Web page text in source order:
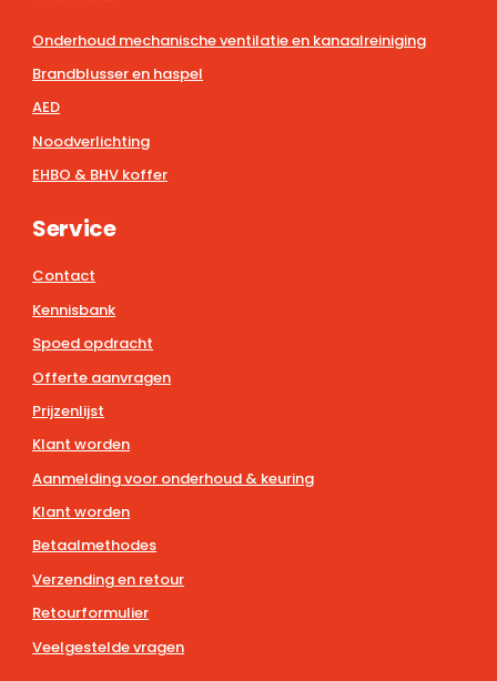
Onderhoud mechanische ventilatie en kanaalreiniging
Brandblusser en haspel
AED
Noodverlichting
EHBO & BHV koffer
Service
Contact
Kennisbank
Spoed opdracht
Offerte aanvragen
Prijzenlijst
Klant worden
Aanmelding voor onderhoud & keuring
Klant worden
Betaalmethodes
Verzending en retour
Retourformulier
Veelgestelde vragen